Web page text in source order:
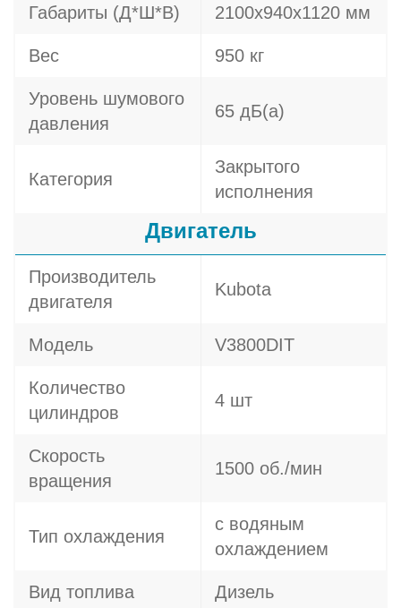
Габариты (Д*Ш*В) 2100х940х1120 мм
Вес 950 кг
Уровень шумового
давления
65 дБ(а)
Категория
Закрытого
исполнения
Двигатель
Производитель
двигателя
Kubota
Модель V3800DIT
Количество
цилиндров
4 шт
Скорость
вращения
1500 об./мин
Тип охлаждения
с водяным
охлаждением
Вид топлива Дизель